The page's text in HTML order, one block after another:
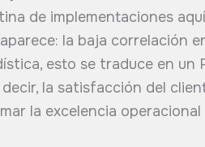
de implementaciones
la baja correlación
esto se traduce en un
la satisfacción del
la excelencia